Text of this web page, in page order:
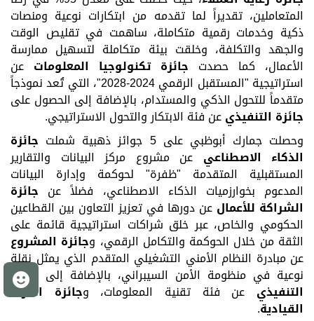
المتعاملين، تقديراً لما تقدمه من ابتكارات نوعية ومنصات
ذكية وخدمات رقمية متكاملة، ساهمت في تقليص الوقت
والجهد والتكلفة، وخلقت بيئة متكاملة لتسهيل ممارسة
الأعمال، كما حصدت جائزة تكنولوجيا المعلومات عن
استراتيجية "المستقبل الرقمي 2024-2028"، التي تُعد نموذجاً
متقدماً للتحول الذكي والمستدام، بالإضافة إلى الحصول على
جائزة التنفيذيعن فئة الابتكار والتحول الاستراتيجي.
وحصلت جمارك أبوظبي على 5 جوائز ذهبية شملت
جائزة
الذكاء الاصطناعي عن مشروع مركز البيانات والتقارير
المستقبلية المتقدمة "ظفرة" لحوكمة وإدارة البيانات
المدعوم بخوارزميات الذكاء الاصطناعي، فضلاً عن جائزة
الشراكة للأعمال عن دورها في تعزيز التعاون بين القطاعين
الحكومي والخاص، عبر خلق شراكات استراتيجية قائمة على
الثقة من خلال الحوكمة والتكامل الرقمي، وجائزة المشروع
عن مبادرة النظام الأمني التشغيلي المتقدم الذي يمثل نقلة
نوعية في منظومة الأمن السيبراني، بالإضافة إلى جائزة
التنفيذي عن فئة تقنية المعلومات، وجائزة المرأة
القيادية.